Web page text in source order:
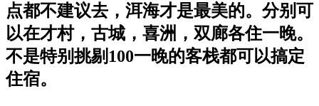
点都不建议去，洱海才是最美的。分别可
以在才村，古城，喜洲，双廊各住一晚。
不是特别挑剔100一晚的客栈都可以搞定
住宿。